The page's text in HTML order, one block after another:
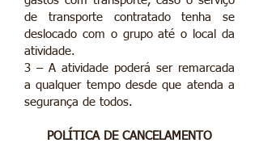
de transporte contratado tenha se
deslocado com o grupo até o local da
atividade.
3 – A atividade poderá ser remarcada
a qualquer tempo desde que atenda a
segurança de todos.
POLÍTICA DE CANCELAMENTO